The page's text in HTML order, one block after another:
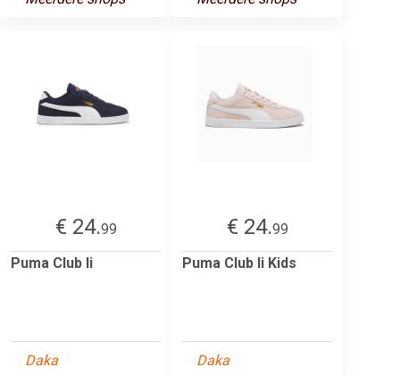
€ 24.99
Puma Club Ii
Daka
€ 24.99
Puma Club Ii Kids
Daka